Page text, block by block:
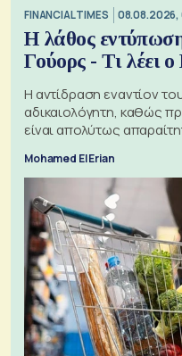
FINANCIAL TIMES 08.08.2026,
Η λάθος
Γούορς - Τι λέει
Η αντίδραση εναντίον
αδικαιολόγητη, καθώς
είναι απολύτως
Mohamed El Erian